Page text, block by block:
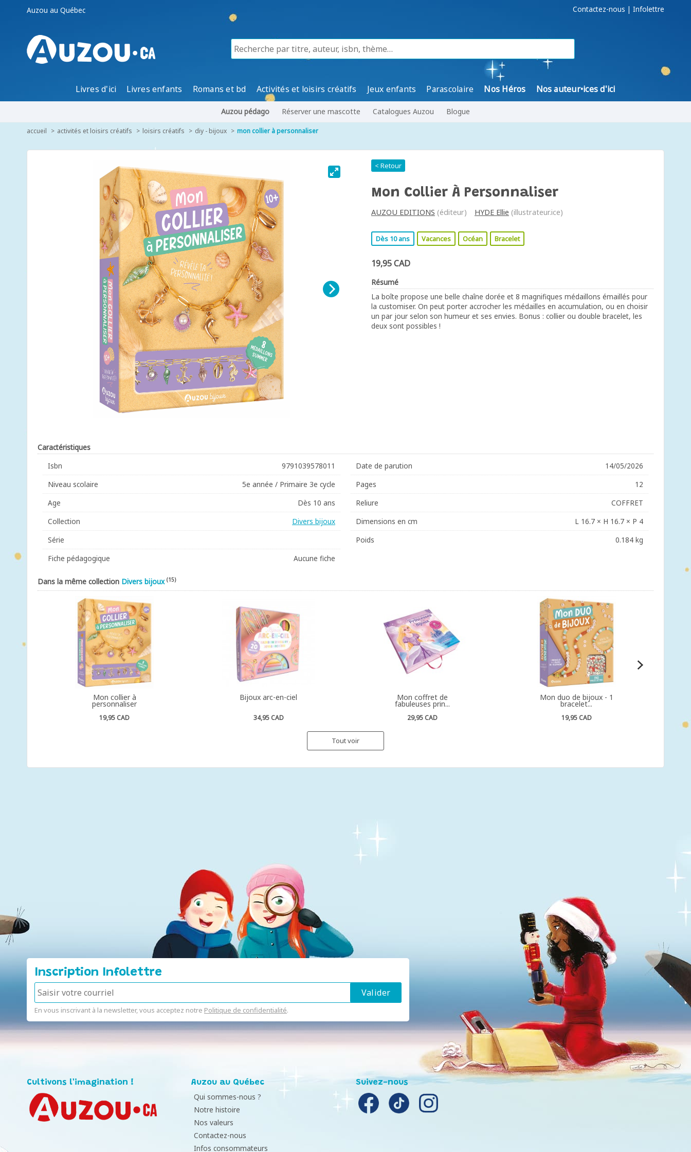
Auzou au Québec Contactez-nous | Infolettre
Livres d'ici Livres enfants Romans et bd Activités et loisirs créatifs Jeux enfants Parascolaire Nos Héros Nos auteur•ices d'ici
Auzou pédago Réserver une mascotte Catalogues Auzou Blogue
accueil activités et loisirs créatifs loisirs créatifs diy - bijoux mon collier à personnaliser
< Retour
Mon Collier À Personnaliser
AUZOU EDITIONS (éditeur) HYDE Ellie (illustrateur.ice)
Dès 10 ans Vacances Océan Bracelet
19,95 CAD
Résumé
La boîte propose une belle chaîne dorée et 8 magnifiques médaillons émaillés pour
la customiser. On peut porter accrocher les médailles en accumulation, ou en choisir
un par jour selon son humeur et ses envies. Bonus : collier ou double bracelet, les
deux sont possibles !
Caractéristiques
Isbn
9791039578011
Niveau scolaire
5e année / Primaire 3e cycle
Age
Dès 10 ans
Collection
Divers bijoux
Série
Fiche pédagogique
Aucune fiche
Date de parution
14/05/2026
Pages
12
Reliure
COFFRET
Dimensions en cm
L 16.7 × H 16.7 × P 4
Poids
0.184 kg
Dans la même collection Divers bijoux (15)
Mon collier à
personnaliser
19,95 CAD
Bijoux arc-en-ciel
34,95 CAD
Mon coffret de
fabuleuses prin...
29,95 CAD
Mon duo de bijoux - 1
bracelet...
19,95 CAD
Tout voir
Inscription Infolettre
En vous inscrivant à la newsletter, vous acceptez notre Politique de confidentialité.
Cultivons l'imagination ! Auzou au Québec
Qui sommes-nous ?
Notre histoire
Nos valeurs
Contactez-nous
Infos consommateurs
Suivez-nous